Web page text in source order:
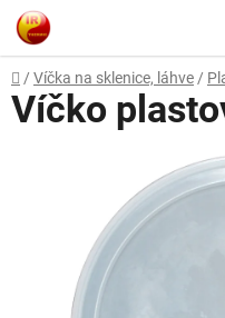
Přejít
na
obsah
Domů
/ Víčka na sklenice, láhve /
Víčko